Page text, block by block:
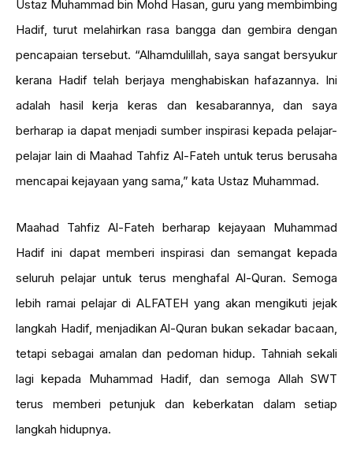
Ustaz Muhammad bin Mohd Hasan, guru yang membimbing
Hadif, turut melahirkan rasa bangga dan gembira dengan
pencapaian tersebut. “Alhamdulillah, saya sangat bersyukur
kerana Hadif telah berjaya menghabiskan hafazannya. Ini
adalah hasil kerja keras dan kesabarannya, dan saya
berharap ia dapat menjadi sumber inspirasi kepada pelajar-
pelajar lain di Maahad Tahfiz Al-Fateh untuk terus berusaha
mencapai kejayaan yang sama,” kata Ustaz Muhammad.
Maahad Tahfiz Al-Fateh berharap kejayaan Muhammad
Hadif ini dapat memberi inspirasi dan semangat kepada
seluruh pelajar untuk terus menghafal Al-Quran. Semoga
lebih ramai pelajar di ALFATEH yang akan mengikuti jejak
langkah Hadif, menjadikan Al-Quran bukan sekadar bacaan,
tetapi sebagai amalan dan pedoman hidup. Tahniah sekali
lagi kepada Muhammad Hadif, dan semoga Allah SWT
terus memberi petunjuk dan keberkatan dalam setiap
langkah hidupnya.